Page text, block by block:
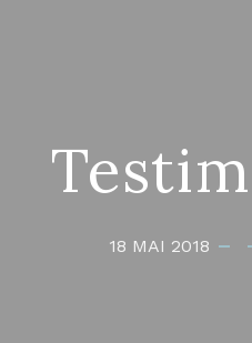
18 MAI 2018